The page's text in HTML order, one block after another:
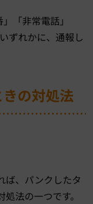
「非常電話」
ずれかに、通報し
の対処法
ば、パンクしたタ
法の一つです。